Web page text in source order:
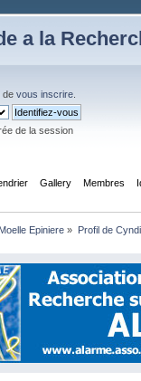
a la
de vous inscrire
de la session
Gallery Membres
Epiniere » Profil de